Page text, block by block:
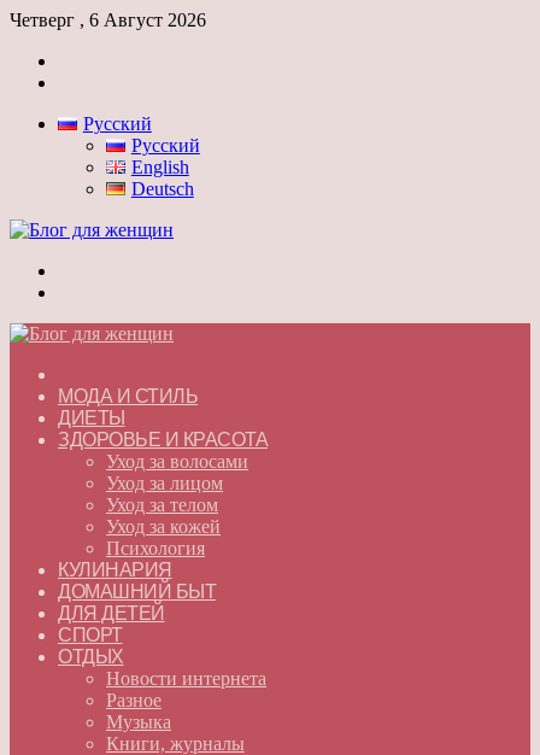
Четверг , 6 Август 2026
Русский
Русский
English
Deutsch
МОДА И СТИЛЬ
ДИЕТЫ
ЗДОРОВЬЕ И КРАСОТА
Уход за волосами
Уход за лицом
Уход за телом
Уход за кожей
Психология
КУЛИНАРИЯ
ДОМАШНИЙ БЫТ
ДЛЯ ДЕТЕЙ
СПОРТ
ОТДЫХ
Новости интернета
Разное
Музыка
Книги, журналы